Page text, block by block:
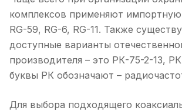
комплексов применяют
RG-59, RG-6, RG-11. Также
доступные варианты
производителя – это РК-75-2-13,
буквы РК обозначают –
Для выбора подходящего